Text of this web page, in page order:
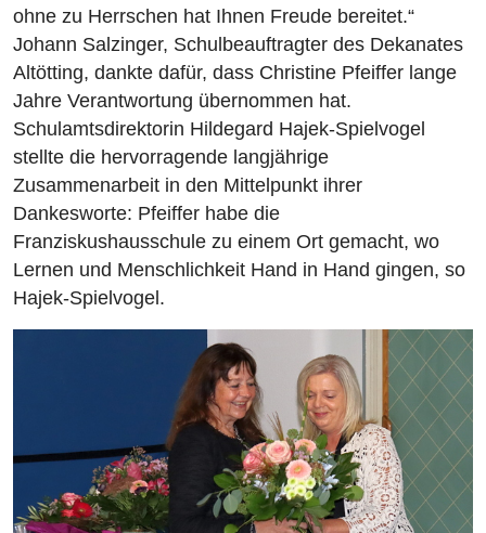
ohne zu Herrschen hat Ihnen Freude bereitet.“
Johann Salzinger, Schulbeauftragter des Dekanates
Altötting, dankte dafür, dass Christine Pfeiffer lange
Jahre Verantwortung übernommen hat.
Schulamtsdirektorin Hildegard Hajek-Spielvogel
stellte die hervorragende langjährige
Zusammenarbeit in den Mittelpunkt ihrer
Dankesworte: Pfeiffer habe die
Franziskushausschule zu einem Ort gemacht, wo
Lernen und Menschlichkeit Hand in Hand gingen, so
Hajek-Spielvogel.